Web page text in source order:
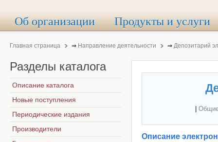
Об организации Продукты и услуги
Главная страница ⇒ Направление деятельности ⇒ Депозитарий
Описание
Разделы каталога
Описание каталога
Новые поступления
Периодические издания
Производители